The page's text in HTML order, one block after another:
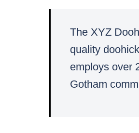
The XYZ
quality
employs over
Gotham